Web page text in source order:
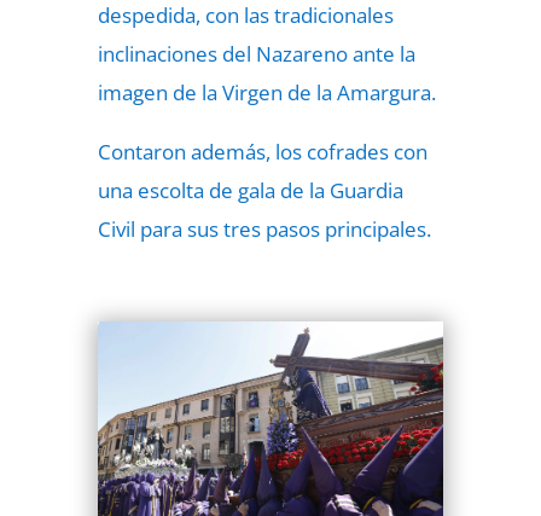
despedida, con las tradicionales
inclinaciones del Nazareno ante la
imagen de la Virgen de la Amargura.
Contaron además, los cofrades con
una escolta de gala de la Guardia
Civil para sus tres pasos principales.